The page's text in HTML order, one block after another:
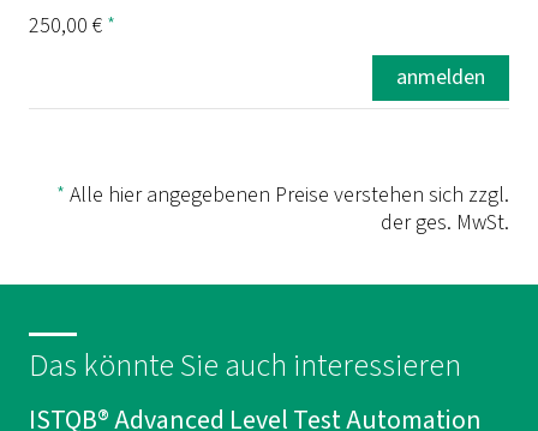
Status
Sprache
250,00 € *
anmelden
* Alle hier angegebenen Preise verstehen sich zzgl.
der ges. MwSt.
Das könnte Sie auch interessieren
ISTQB® Advanced Level Test Automation